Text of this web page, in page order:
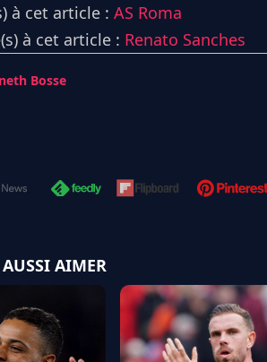
à cet article : AS Roma
à cet article : Renato Sanches
Bosse
AIMER